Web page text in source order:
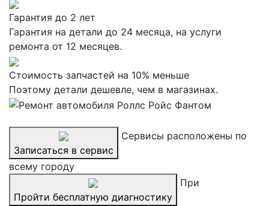
Гарантия до 2 лет
Гарантия на детали до 24 месяца, на услуги
ремонта от 12 месяцев.
Стоимость запчастей на 10% меньше
Поэтому детали дешевле, чем в магазинах.
Записаться в сервис
Сервисы расположены по
всему городу
Пройти бесплатную диагностику
При